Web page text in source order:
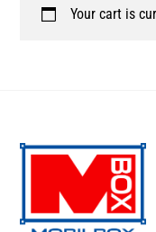
Your cart is